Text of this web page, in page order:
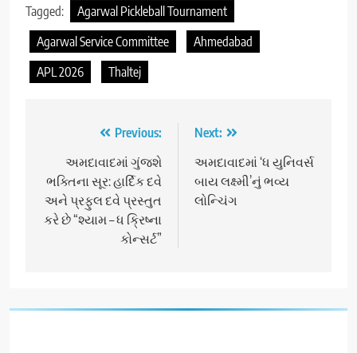
Tagged:
Agarwal Pickleball Tournament
Agarwal Service Committee
Ahmedabad
APL 2026
Thaltej
navigation
Previous:
અમદાવાદમાં ગુંજશે
ભક્તિના સૂર: હાર્દિક દવે
અને પ્રફુલ દવે પ્રસ્તુત
કરે છે “શ્યામ – ધ ક્રિષ્ના
કોન્સર્ટ”
Next:
અમદાવાદમાં ‘ધ યુનિવર્સ
બાય લક્ષ્મી’નું ભવ્ય
લોન્ચિંગ